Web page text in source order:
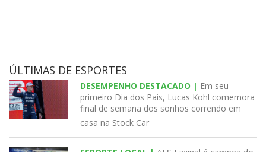
ÚLTIMAS DE ESPORTES
DESEMPENHO DESTACADO | Em seu
primeiro Dia dos Pais, Lucas Kohl comemora
final de semana dos sonhos correndo em
casa na Stock Car